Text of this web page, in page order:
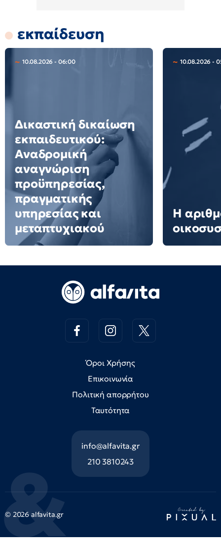
εκπαίδευση
10.08.2026 - 06:00
Δικαστική δικαίωση
εκπαιδευτικού:
Αναδρομική
αναγνώριση
προϋπηρεσίας,
πραγματικής
υπηρεσίας και
μεταπτυχιακού
10.08.2026 -
Η
Όροι Χρήσης
Επικοινωνία
Πολιτική απορρήτου
Ταυτότητα
info@alfavita.gr
210 3810243
© 2026 alfavita.gr